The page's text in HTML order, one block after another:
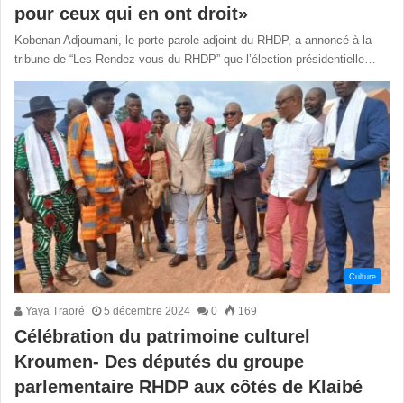
pour ceux qui en ont droit»
Kobenan Adjoumani, le porte-parole adjoint du RHDP, a annoncé à la
tribune de “Les Rendez-vous du RHDP” que l’élection présidentielle…
Culture
Yaya Traoré 5 décembre 2024 0 169
Célébration du patrimoine culturel
Kroumen- Des députés du groupe
parlementaire RHDP aux côtés de Klaibé